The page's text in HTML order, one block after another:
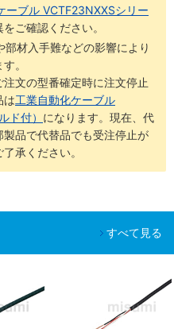
ーブル VCTF23NXXSシリー
ご確認ください。
材入手難などの影響により
。
文の型番確定時に注文停止
は工業自動化ケーブル
ド付） になります。現在、代
品で代替品でも受注停止が
承ください。
すべて見る